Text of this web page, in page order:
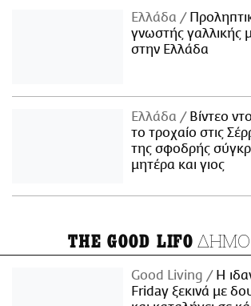
Ελλάδα
γνωστής γαλλικής
στην Ελλάδα
Ελλάδα
Βίντεο
το τροχαίο στις
της σφοδρής
μητέρα και γιος
THE GOOD LIFO
Good Living
Η
Friday ξεκινά με